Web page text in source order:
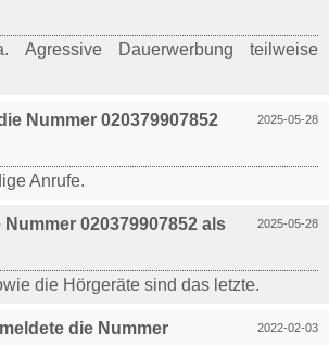
Agressive Dauerwerbung teilweise
2025-05-28
Nummer 020379907852
Anrufe.
2025-05-28
Nummer 020379907852 als
die Hörgeräte sind das letzte.
2022-02-03
meldete die Nummer